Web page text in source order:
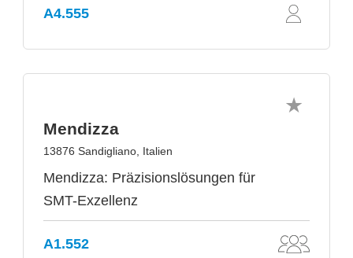
A4.555
Mendizza
13876 Sandigliano, Italien
Mendizza: Präzisionslösungen für
SMT-Exzellenz
A1.552